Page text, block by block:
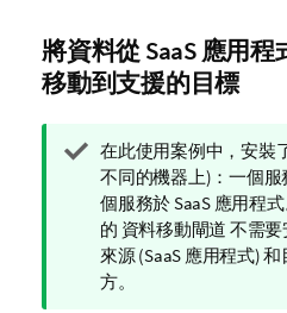
將資料從 SaaS 應用
移動到支援的目標
提
示
備
註
在此使用案例中，安裝
不同的機器上)：一個
個服務於 SaaS 應用程
的 資料移動閘道 不需
來源 (SaaS 應用程式)
方。